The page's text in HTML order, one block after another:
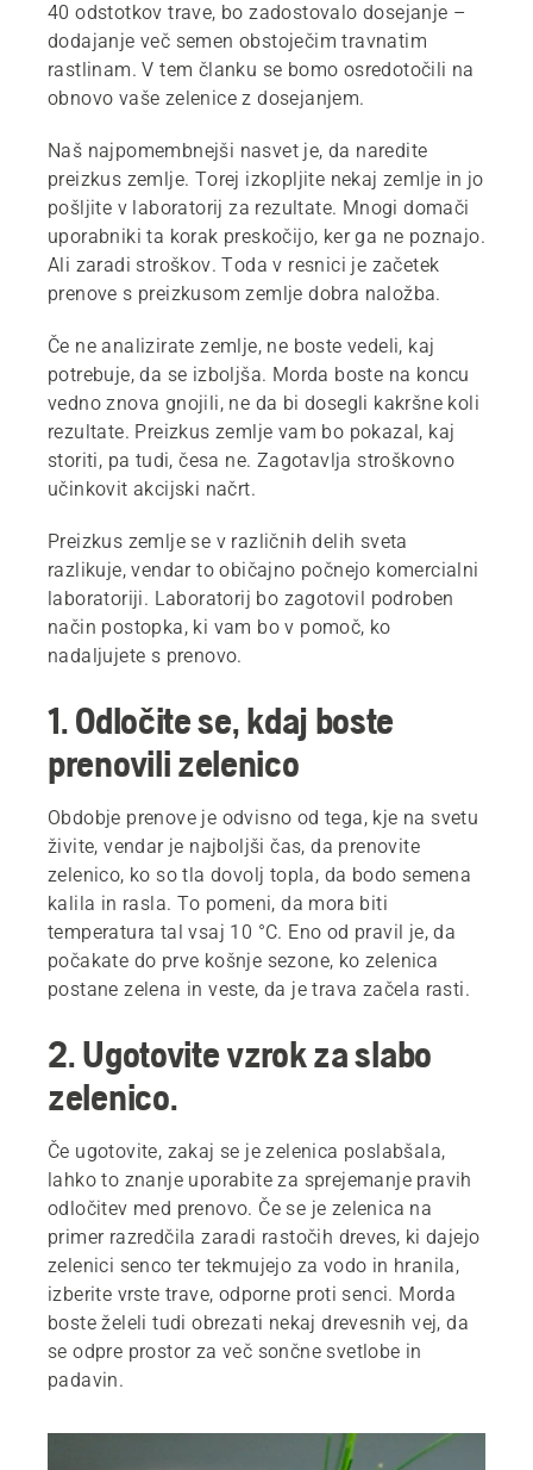
40 odstotkov trave, bo zadostovalo dosejanje –
dodajanje več semen obstoječim travnatim
rastlinam. V tem članku se bomo osredotočili na
obnovo vaše zelenice z dosejanjem.
Naš najpomembnejši nasvet je, da naredite
preizkus zemlje. Torej izkopljite nekaj zemlje in jo
pošljite v laboratorij za rezultate. Mnogi domači
uporabniki ta korak preskočijo, ker ga ne poznajo.
Ali zaradi stroškov. Toda v resnici je začetek
prenove s preizkusom zemlje dobra naložba.
Če ne analizirate zemlje, ne boste vedeli, kaj
potrebuje, da se izboljša. Morda boste na koncu
vedno znova gnojili, ne da bi dosegli kakršne koli
rezultate. Preizkus zemlje vam bo pokazal, kaj
storiti, pa tudi, česa ne. Zagotavlja stroškovno
učinkovit akcijski načrt.
Preizkus zemlje se v različnih delih sveta
razlikuje, vendar to običajno počnejo komercialni
laboratoriji. Laboratorij bo zagotovil podroben
način postopka, ki vam bo v pomoč, ko
nadaljujete s prenovo.
1. Odločite se, kdaj boste
prenovili zelenico
Obdobje prenove je odvisno od tega, kje na svetu
živite, vendar je najboljši čas, da prenovite
zelenico, ko so tla dovolj topla, da bodo semena
kalila in rasla. To pomeni, da mora biti
temperatura tal vsaj 10 °C. Eno od pravil je, da
počakate do prve košnje sezone, ko zelenica
postane zelena in veste, da je trava začela rasti.
2. Ugotovite vzrok za slabo
zelenico.
Če ugotovite, zakaj se je zelenica poslabšala,
lahko to znanje uporabite za sprejemanje pravih
odločitev med prenovo. Če se je zelenica na
primer razredčila zaradi rastočih dreves, ki dajejo
zelenici senco ter tekmujejo za vodo in hranila,
izberite vrste trave, odporne proti senci. Morda
boste želeli tudi obrezati nekaj drevesnih vej, da
se odpre prostor za več sončne svetlobe in
padavin.